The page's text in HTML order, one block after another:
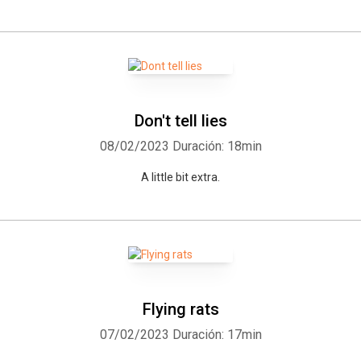
Don't tell lies
08/02/2023 Duración: 18min
A little bit extra.
Flying rats
07/02/2023 Duración: 17min